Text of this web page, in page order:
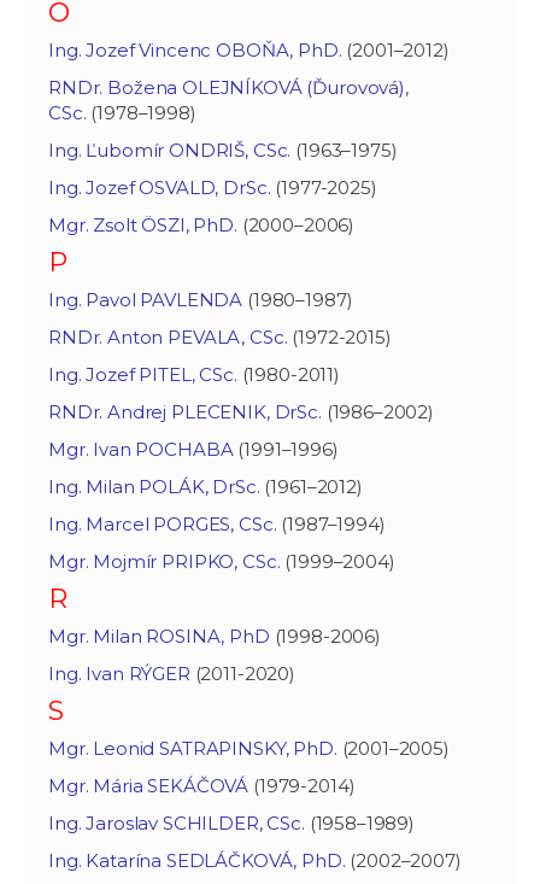
O
Ing. Jozef Vincenc OBOŇA, PhD. (2001–2012)
RNDr. Božena OLEJNÍKOVÁ (Ďurovová),
CSc. (1978–1998)
Ing. Ľubomír ONDRIŠ, CSc. (1963–1975)
Ing. Jozef OSVALD, DrSc. (1977-2025)
Mgr. Zsolt ÖSZI, PhD. (2000–2006)
P
Ing. Pavol PAVLENDA (1980–1987)
RNDr. Anton PEVALA, CSc. (1972-2015)
Ing. Jozef PITEL, CSc. (1980-2011)
RNDr. Andrej PLECENIK, DrSc. (1986–2002)
Mgr. Ivan POCHABA(1991–1996)
Ing. Milan POLÁK, DrSc. (1961–2012)
Ing. Marcel PORGES, CSc. (1987–1994)
Mgr. Mojmír PRIPKO, CSc. (1999–2004)
R
Mgr. Milan ROSINA, PhD (1998-2006)
Ing. Ivan RÝGER (2011-2020)
S
Mgr. Leonid SATRAPINSKY, PhD. (2001–2005)
Mgr. Mária SEKÁČOVÁ (1979-2014)
Ing. Jaroslav SCHILDER, CSc. (1958–1989)
Ing. Katarína SEDLÁČKOVÁ, PhD. (2002–2007)